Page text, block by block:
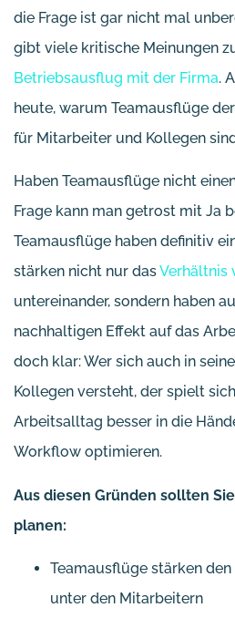
die Frage ist gar nicht mal
gibt viele kritische Meinungen
Betriebsausflug mit der Firma.
heute, warum Teamausflüge
für Mitarbeiter und Kollegen
Haben Teamausflüge nicht
Frage kann man getrost mit Ja
Teamausflüge haben definitiv
stärken nicht nur dasVerhältnis
untereinander, sondern haben
nachhaltigen Effekt auf das
doch klar: Wer sich auch in
Kollegen versteht, der spielt
Arbeitsalltag besser in die
Workflow optimieren.
Aus diesen Gründen sollten
planen:
Teamausflüge stärken
unter den Mitarbeitern